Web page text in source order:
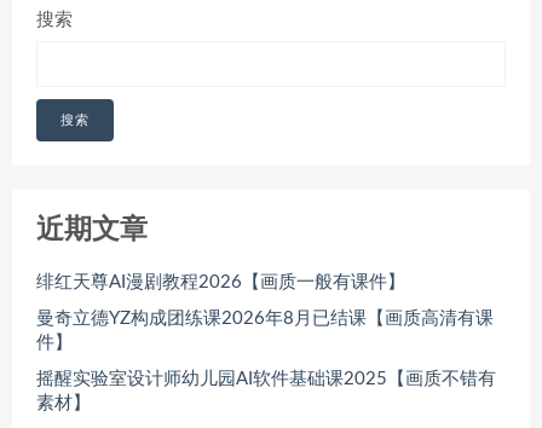
搜索
搜索
近期文章
绯红天尊AI漫剧教程2026【画质一般有课件】
曼奇立德YZ构成团练课2026年8月已结课【画质高清有课
件】
摇醒实验室设计师幼儿园AI软件基础课2025【画质不错有
素材】